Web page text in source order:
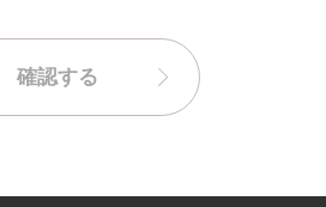
確認する